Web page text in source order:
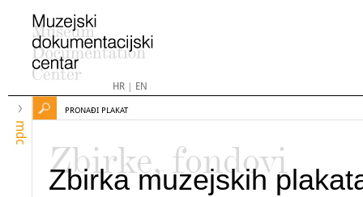
HR| EN
mdc
PRONAĐI PLAKAT
Zbirke, fondovi
Zbirka muzejskih